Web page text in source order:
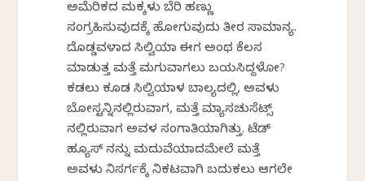
ಅಮೆರಿಕದ ಮಕ್ಕಳು ಬೆರಿ ಹಣ್ಣು
ಸಂಗ್ರಹಿಸುವುದಕ್ಕೆ ಹೋಗುವುದು ತೀರ ಸಾಮಾನ್ಯ.
ದೊಡ್ಡವಳಾದ ಸಿಲ್ವಿಯಾ ಈಗ ಅಂಥ ಕೆಲಸ
ಮಾಡುತ್ತ ಮತ್ತೆ ಮಗುವಾಗಲು ಬಯಸಿದ್ದಳೋ?
ಕಡಲು ಕೂಡ ಸಿಲ್ವಿಯಾಳ ಬಾಲ್ಯದಲ್ಲಿ, ಅವಳು
ಬೋಸ್ಟನ್ನಿನಲ್ಲಿರುವಾಗ, ಮತ್ತೆ ಮ್ಯಾಸಚುಸೆಟ್ಸ್
ನಲ್ಲಿರುವಾಗ ಅವಳ ಸಂಗಾತಿಯಾಗಿತ್ತು. ಟೆಡ್
ಹ್ಯೂಸ್ ನನ್ನು ಮದುವೆಯಾದಮೇಲೆ ಮತ್ತೆ
ಅವಳು ನಿಸರ್ಗಕ್ಕೆ ನಿಕಟವಾಗಿ ಬದುಕಲು ಆಗಲೇ